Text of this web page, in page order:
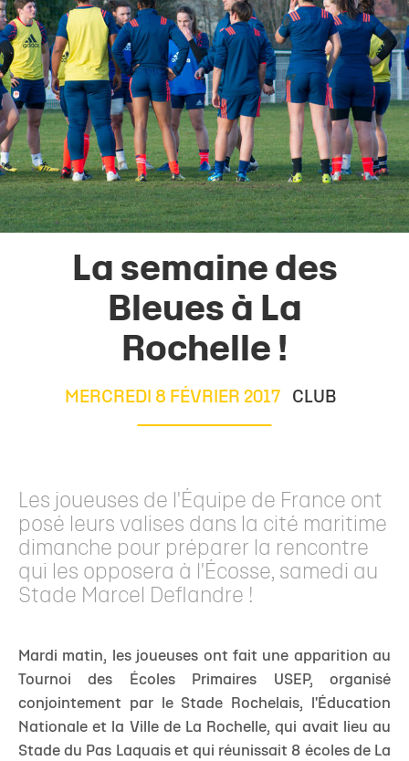
La semaine des
Bleues à La
Rochelle !
MERCREDI 8 FÉVRIER 2017 CLUB
Les joueuses de l'Équipe de France ont
posé leurs valises dans la cité maritime
dimanche pour préparer la rencontre
qui les opposera à l'Écosse, samedi au
Stade Marcel Deflandre !
Mardi matin, les joueuses ont fait une apparition au
Tournoi des Écoles Primaires USEP, organisé
conjointement par le Stade Rochelais, l'Éducation
Nationale et la Ville de La Rochelle, qui avait lieu au
Stade du Pas Laquais et qui réunissait 8 écoles de La